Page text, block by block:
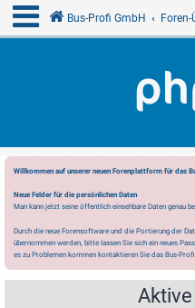
Bus-Profi GmbH
Willkommen auf unserer neuen Forenplattform für das
Neue Felder für die persönlichen Daten
Man kann jetzt seine öffentlich einsehbare Daten genau
Durch die neue Forensoftware und die Portierung der
übernommen werden, bitte lassen Sie sich ein neues
es zu Problemen kommen kontaktieren Sie das Bus-